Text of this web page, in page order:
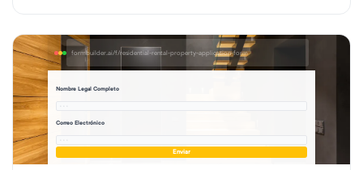
formbuilder.ai/f/residential-rental-property-application-form
Nombre Legal Completo
Correo Electrónico
Enviar